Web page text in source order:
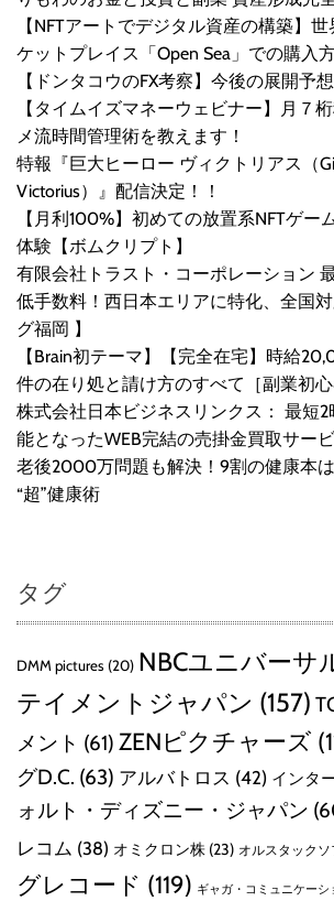
イ
デ
ィ
ス
ク
【NFTアートでデジタル資産の構築】
ケットプレイス「Open Sea」での購入
【ドンタコウのFX考察】今後の展開予想
【タイムイズマネーウェビナー】月７
メ流時間管理術を教えます！
特報『巨大ヒーロー ヴィクトリアス（
Victorius）』配信決定！！
【月利100%】初めての放置系NFTゲー
体験【ボムクリプト】
有限会社トラスト・コーポレーション
低手数料！西日本エリアに特化、全国
グ福岡 】
【Brain初テーマ】【完全在宅】時給
件の在り処と請け方のすべて［副業初
株式会社日本ビジネスリンクス： 最短
能となったWEB完結の売掛金買取サービ
老後2000万問題も解決！9割の健康本
“超”健康術
タグ
DMM pictures (20) NBCユニバーサ
テイメントジャパン (157)
メント (61) ZENピクチャーズ
グD.C. (63) アルバトロス (42) インタ
ォルト・ディズニー・ジャパン
レコム (38) オミクロン株 (23) オルスタック
グレコード (119) ギャガ・コミュニケーシ